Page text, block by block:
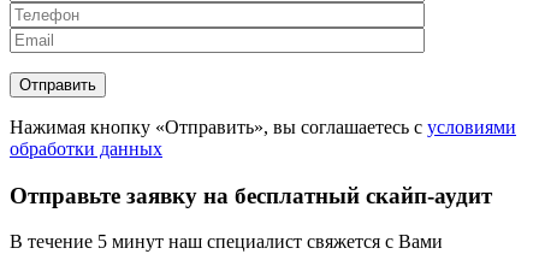
Нажимая кнопку «Отправить», вы соглашаетесь с условиями
обработки данных
Отправьте заявку на бесплатный скайп-аудит
В течение 5 минут наш специалист свяжется с Вами